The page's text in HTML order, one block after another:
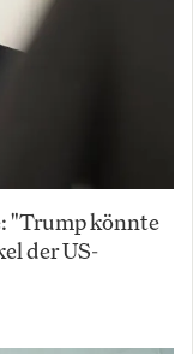
"Trump könnte
der US-